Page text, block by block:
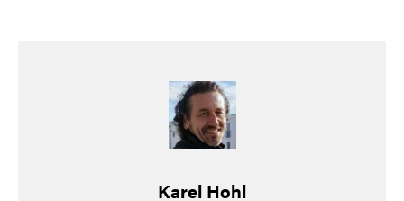
Karel Hohl